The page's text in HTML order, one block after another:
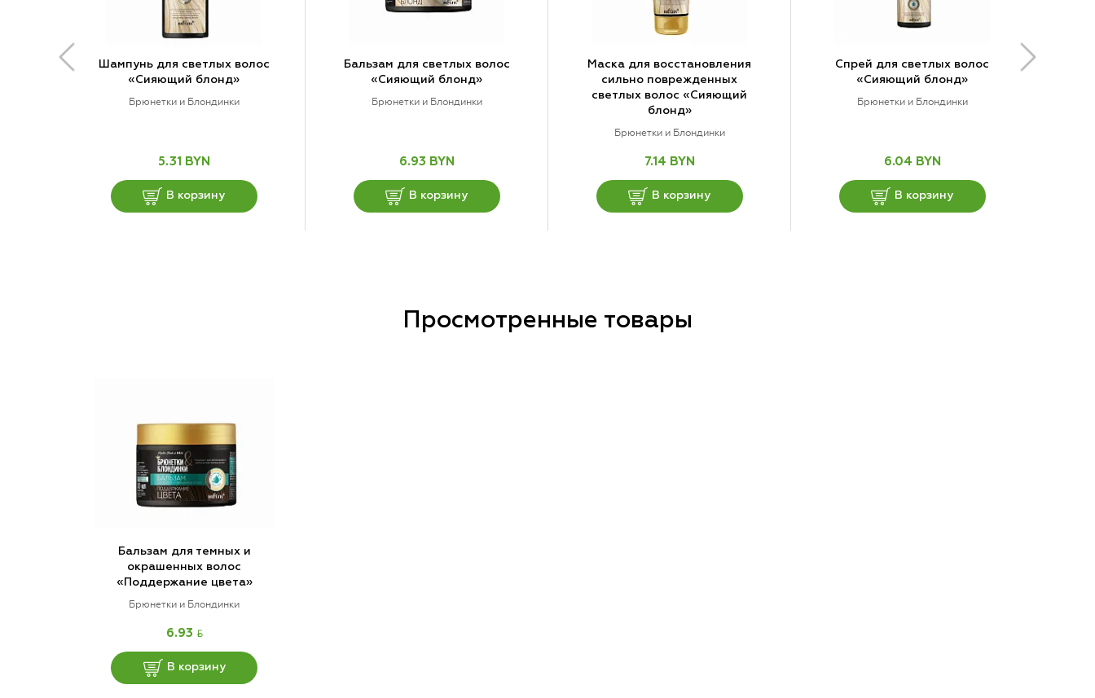
Шампунь для светлых волос
«Сияющий блонд»
Брюнетки и Блондинки
5.31 BYN
В корзину
Бальзам для светлых волос
«Сияющий блонд»
Брюнетки и Блондинки
6.93 BYN
В корзину
Маска для восстановления
сильно поврежденных
светлых волос «Сияющий
блонд»
Брюнетки и Блондинки
7.14 BYN
В корзину
Спрей для светлых волос
«Сияющий блонд»
Брюнетки и Блондинки
6.04 BYN
В корзину
Просмотренные товары
Бальзам для темных и
окрашенных волос
«Поддержание цвета»
Брюнетки и Блондинки
6.93 BYN
В корзину